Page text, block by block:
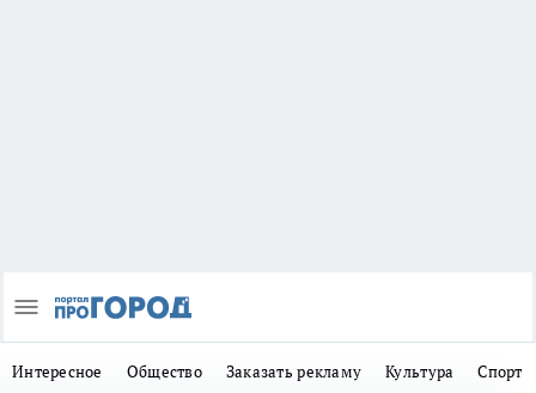
Интересное Общество Заказать рекламу Культура Спорт